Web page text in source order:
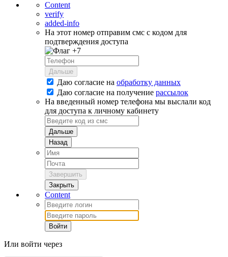
Content
verify
added-info
На этот номер отправим смс с кодом для
подтверждения доступа
+7
Дальше
Даю согласие на обработку данных
Даю согласие на получение рассылок
На введенный номер телефона мы выслали код
для доступа к личному кабинету
Дальше
Назад
Завершить
Закрыть
Content
Войти
Или войти через